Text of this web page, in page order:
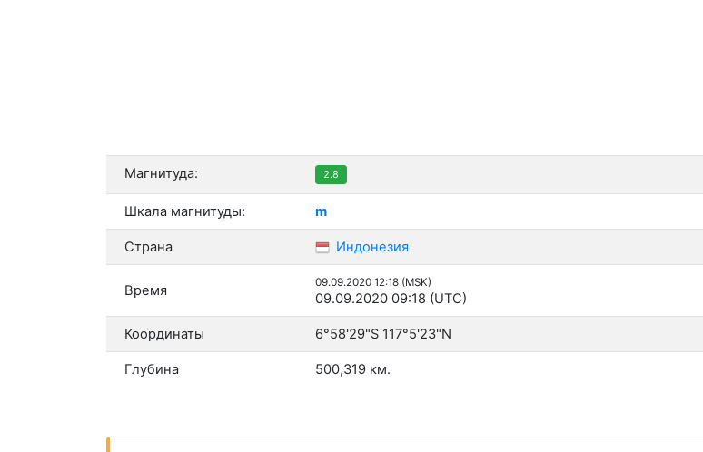
Магнитуда: 2.8
Шкала магнитуды: m
Страна Индонезия
Время 09.09.2020 12:18 (MSK)
09.09.2020 09:18 (UTC)
Координаты 6°58'29"S 117°5'23"N
Глубина 500,319 км.